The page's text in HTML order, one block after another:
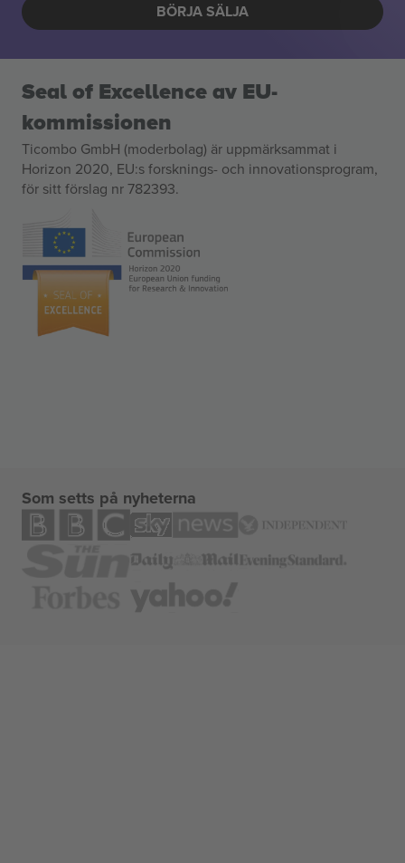
BÖRJA SÄLJA
Seal of Excellence av EU-
kommissionen
Ticombo GmbH (moderbolag) är uppmärksammat i
Horizon 2020, EU:s forsknings- och innovationsprogram,
för sitt förslag nr 782393.
Som setts på nyheterna